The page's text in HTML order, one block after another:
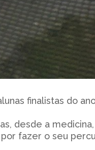
finalistas do
desde a
fazer o seu